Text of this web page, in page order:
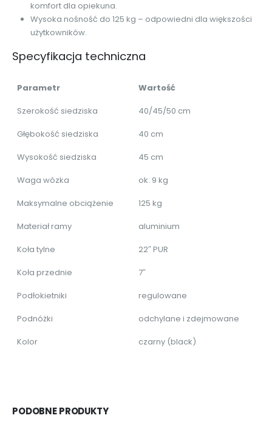
komfort dla opiekuna.
Wysoka nośność do 125 kg – odpowiedni dla większości
użytkowników.
Specyfikacja techniczna
Parametr
Wartość
Szerokość siedziska
40/45/50 cm
Głębokość siedziska
40 cm
Wysokość siedziska
45 cm
Waga wózka
ok. 9 kg
Maksymalne obciążenie
125 kg
Materiał ramy
aluminium
Koła tylne
22″ PUR
Koła przednie
7″
Podłokietniki
regulowane
Podnóżki
odchylane i zdejmowane
Kolor
czarny (black)
PODOBNE PRODUKTY